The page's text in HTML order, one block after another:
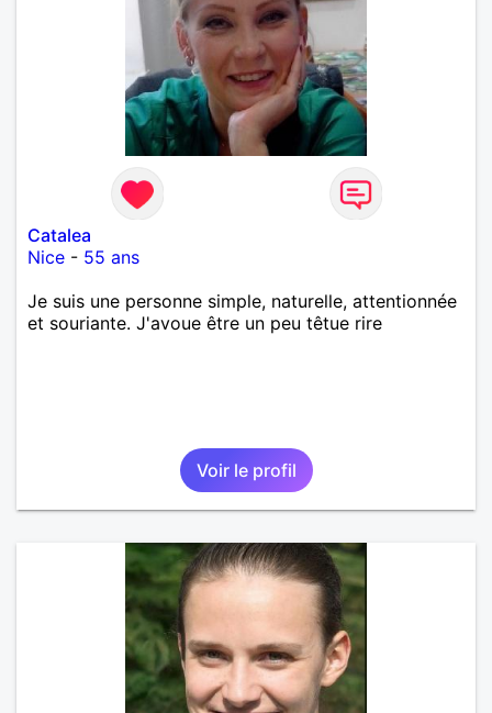
Catalea
Nice - 55 ans
Je suis une personne simple, naturelle, attentionnée
et souriante. J'avoue être un peu têtue rire
Voir le profil